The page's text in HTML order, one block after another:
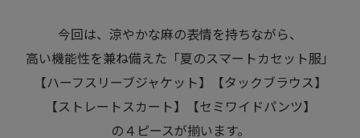
今回は、涼やかな麻の表情を持ちながら、
高い機能性を兼ね備えた「夏のスマートカセット服」
【ハーフスリーブジャケット】【タックブラウス】
【ストレートスカート】【セミワイドパンツ】
の４ピースが揃います。